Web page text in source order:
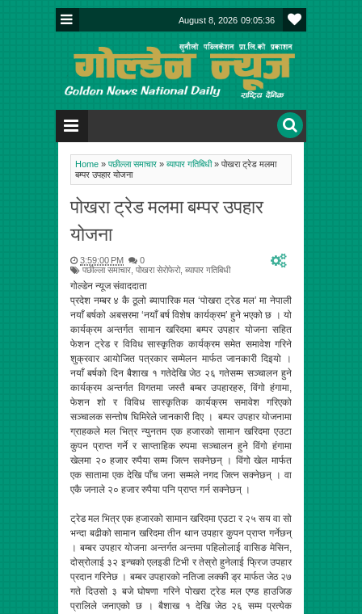
August 8, 2026 09:05:36
Home » पछील्ला समाचार » ब्यापार गतिबिधी » पोखरा ट्रेड मलमा
बम्पर उपहार योजना
पोखरा ट्रेड मलमा बम्पर उपहार
योजना
3:59:00 PM
0
पछील्ला समाचार पोखरा सेरोफेरो, ब्यापार गतिबिधी
गोल्डेन न्यूज संवाददाता
प्रदेश नम्बर ४ कै ठूलो ब्यापारिक मल ‘पोखरा ट्रेड मल’ मा नेपाली
नयाँ बर्षको अबसरमा ‘नयाँ बर्ष विशेष कार्यक्रम’ हुने भएको छ । यो
कार्यक्रम अन्तर्गत सामान खरिदमा बम्पर उपहार योजना सहित
फेशन ट्रेड र विविध सास्कृतिक कार्यक्रम समेत समावेश गरिने
शुक्रवार आयोजित पत्रकार सम्मेलन मार्फत जानकारी दिइयो ।
नयाँ बर्षको दिन बैशाख १ गतेदेखि जेठ २६ गतेसम्म सञ्चालन हुने
कार्यक्रम अन्तर्गत विगतमा जस्तै बम्बर उपहारहरु, विंगो हंगामा,
फेशन शो र विविध सास्कृतिक कार्यक्रम समावेश गरिएको
सञ्चालक सन्तोष घिमिरेले जानकारी दिए । बम्पर उपहार योजनामा
ग्राहकले मल भित्र न्युनतम एक हजारको सामान खरिदमा एउटा
कुपन प्राप्त गर्ने र साप्ताहिक रुपमा सञ्चालन हुने विंगो हंगामा
खेलमा २० हजार रुपैया सम्म जित्न सक्नेछन् । विंगो खेल मार्फत
एक सातामा एक देखि पाँच जना सम्मले नगद जित्न सक्नेछन् । वा
एकै जनाले २० हजार रुपैया पनि प्राप्त गर्न सक्नेछन् ।
ट्रेड मल भित्र एक हजारको सामान खरिदमा एउटा र २५ सय वा सो
भन्दा बढीको सामान खरिदमा तीन थान उपहार कुपन प्राप्त गर्नेछन्
। बम्बर उपहार योजना अन्तर्गत अन्तमा पहिलोलाई वासिङ मेसिन,
दोस्रोलाई ३२ इन्चको एलइडी टिभी र तेस्रो हुनेलाई फ्रिज उपहार
प्रदान गरिनेछ । बम्बर उपहारको नतिजा लक्की ड्र मार्फत जेठ २७
गते दिउसो ३ बजे घोषणा गरिने पोखरा ट्रेड मल एण्ड हाउजिङ
प्रालिले जनाएको छ । बैशाख १ देखि जेठ २६ सम्म प्रत्येक